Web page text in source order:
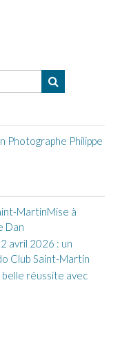
Photographe Philippe
MartinMise à
Dan
avril 2026 : un
Club Saint-Martin
belle réussite avec